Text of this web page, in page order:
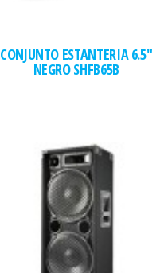
CONJUNTO ESTANTERIA 6.5″
NEGRO SHFB65B